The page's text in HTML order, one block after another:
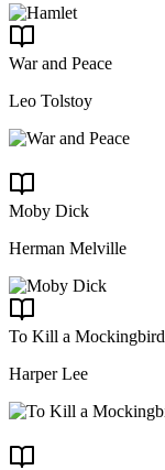
War and Peace
Leo Tolstoy
Moby Dick
Herman Melville
To Kill a Mockingbird
Harper Lee